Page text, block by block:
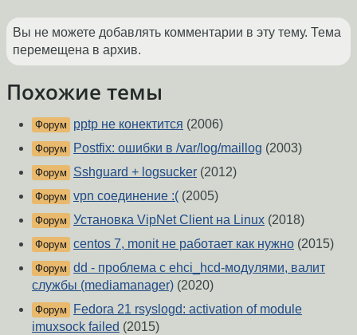
Вы не можете добавлять комментарии в эту тему. Тема
перемещена в архив.
Похожие темы
Форум pptp не конектится (2006)
Форум Postfix: ошибки в /var/log/maillog (2003)
Форум Sshguard + logsucker (2012)
Форум vpn соединение :( (2005)
Форум Установка VipNet Client на Linux (2018)
Форум centos 7, monit не работает как нужно (2015)
Форум dd - проблема с ehci_hcd-модулями, валит
службы (mediamanager) (2020)
Форум
Fedora 21 rsyslogd: activation of module
imuxsock failed (2015)